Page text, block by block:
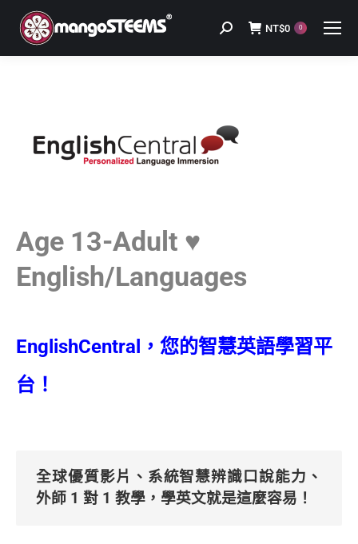
Search: NT$0 0
Age 13-Adult ♥
English/Languages
EnglishCentral，您的智慧英語學習平
台！
全球優質影片、系統智慧辨識口說能力、
外師 1 對 1 教學，學英文就是這麼容易！